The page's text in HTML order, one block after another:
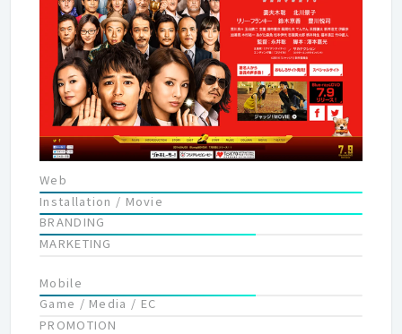
世界の様々なクライアントのニーズにも対応しています。 今回募
集するデジタルクリエイション制作部では、弊社制作のCMと連
動した大手企業のスペシャルサイトやキャンペーンサイト、 ま
た、ブランドコンテンツやアプリ開発、各種イベントとの連動、
映画サイトなど、多角的な広告プロデュースを展開しておりま
す。
Web
Installation / Movie
BRANDING
MARKETING
Mobile
Game / Media / EC
PROMOTION